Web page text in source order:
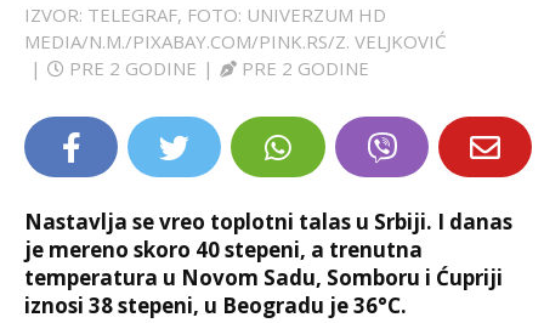
EXTRA
IZVOR: TELEGRAF, FOTO: UNIVERZUM HD
MEDIA/N.M./PIXABAY.COM/PINK.RS/Z. VELJKOVIĆ
|
PRE 2 GODINE | PRE 2 GODINE
Nastavlja se vreo toplotni talas u Srbiji. I danas
je mereno skoro 40 stepeni, a trenutna
temperatura u Novom Sadu, Somboru i Ćupriji
iznosi 38 stepeni, u Beogradu je 36°C.